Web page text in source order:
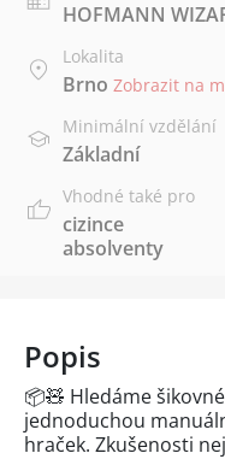
HOFMANN
Lokalita
Brno Zobrazit na
Minimální vzdělání
Základní
Vhodné také pro
cizince
absolventy
Popis
📦🧸 Hledáme
jednoduchou
hraček. Zkušenosti